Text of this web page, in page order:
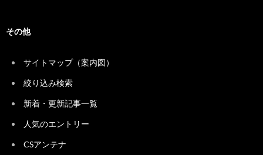
その他
サイトマップ（案内図）
絞り込み検索
新着・更新記事一覧
人気のエントリー
CSアンテナ